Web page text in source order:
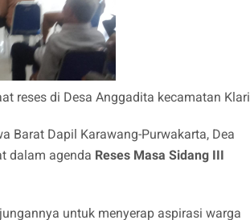
reses di Desa Anggadita kecamatan Klari
Barat Dapil Karawang-Purwakarta, Dea
dalam agenda Reses Masa Sidang III
untuk menyerap aspirasi warga